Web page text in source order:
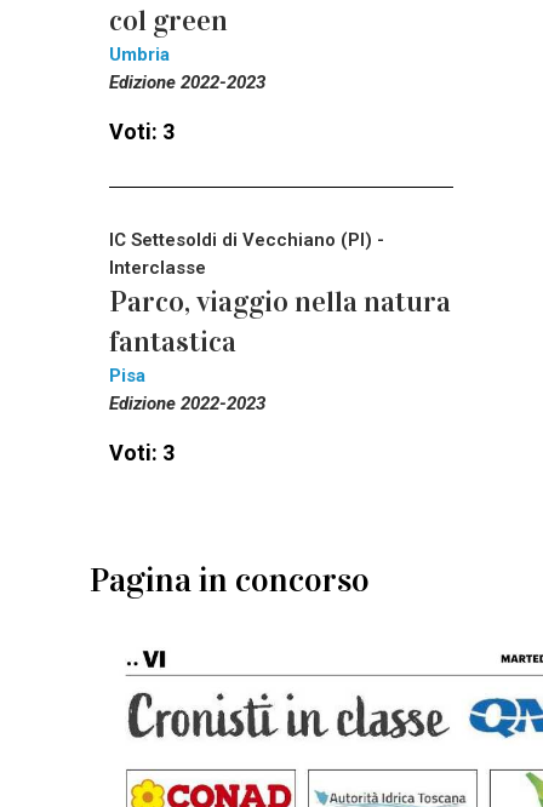
col green
Umbria
Edizione 2022-2023
Voti: 3
IC Settesoldi di Vecchiano (PI) -
Interclasse
Parco, viaggio nella natura
fantastica
Pisa
Edizione 2022-2023
Voti: 3
Pagina in concorso